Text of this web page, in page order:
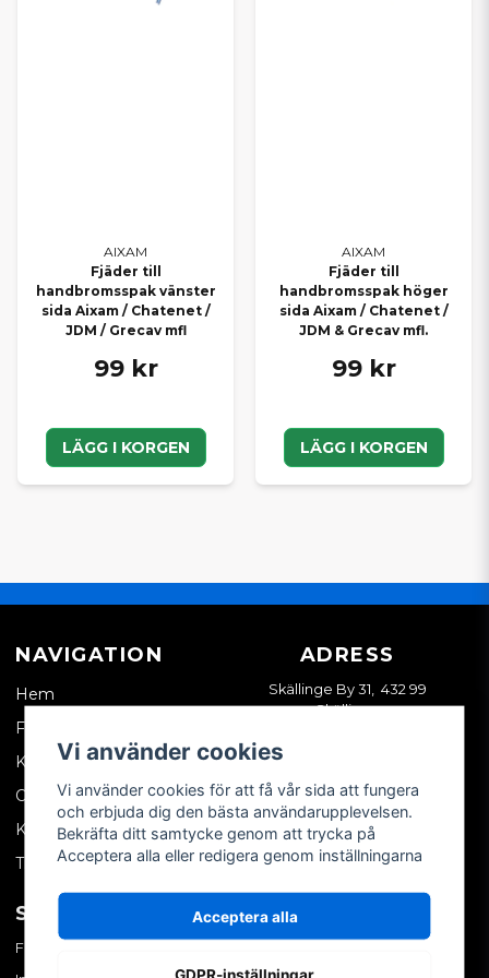
Saknar du en specifik originaldel i webbutiken? Kontakta oss
gärna så hjälper vi dig att kontrollera tillgänglighet och beställa
hem rätt del. Vi arbetar dagligen med både privatpersoner och
verkstäder och hjälper dig hitta exakt det du behöver.
Med rätt originaldelar håller du din Aixam i toppskick – tryggt,
säkert och problemfritt år efter år.
AIXAM
Fjäder till
handbromsspak vänster
sida Aixam / Chatenet /
JDM / Grecav mfl
99 kr
LÄGG I KORGEN
AIXAM
Fjäder till
handbromsspak höger
sida Aixam / Chatenet /
JDM & Grecav mfl.
99 kr
LÄGG I KORGEN
NAVIGATION
Hem
Företagskund
Kontakta oss
Om oss
Köpvillkor
Tips & trix
ADRESS
Skällinge By 31, 432 99
Skällinge
SOCIALA MEDIER
Facebook
MITT KONTO
Vi använder cookies
Vi använder cookies för att få vår sida att fungera
och erbjuda dig den bästa användarupplevelsen.
Bekräfta ditt samtycke genom att trycka på
Acceptera alla eller redigera genom inställningarna
Acceptera alla